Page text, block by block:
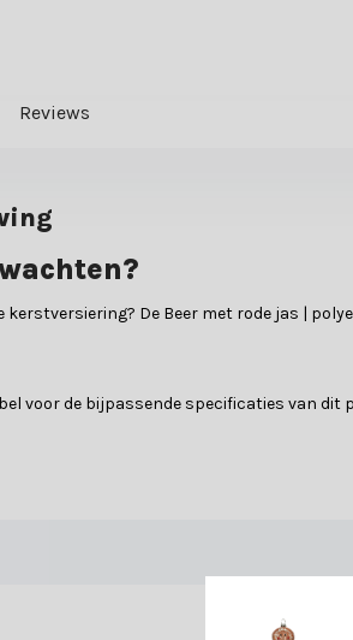
Reviews
kerstversiering? De Beer met rode jas |
voor de bijpassende specificaties van dit
voor Kerstland.nl?
het gebied van kerstdecoratie en
onze expertise van allerlei andere